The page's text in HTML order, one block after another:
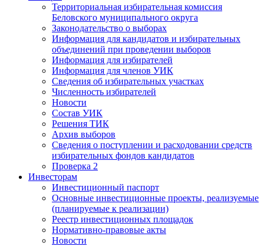
Территориальная избирательная комиссия
Беловского муниципального округа
Законодательство о выборах
Информация для кандидатов и избирательных
объединений при проведении выборов
Информация для избирателей
Информация для членов УИК
Сведения об избирательных участках
Численность избирателей
Новости
Состав УИК
Решения ТИК
Архив выборов
Сведения о поступлении и расходовании средств
избирательных фондов кандидатов
Проверка 2
Инвесторам
Инвестиционный паспорт
Основные инвестиционные проекты, реализуемые
(планируемые к реализации)
Реестр инвестиционных площадок
Нормативно-правовые акты
Новости